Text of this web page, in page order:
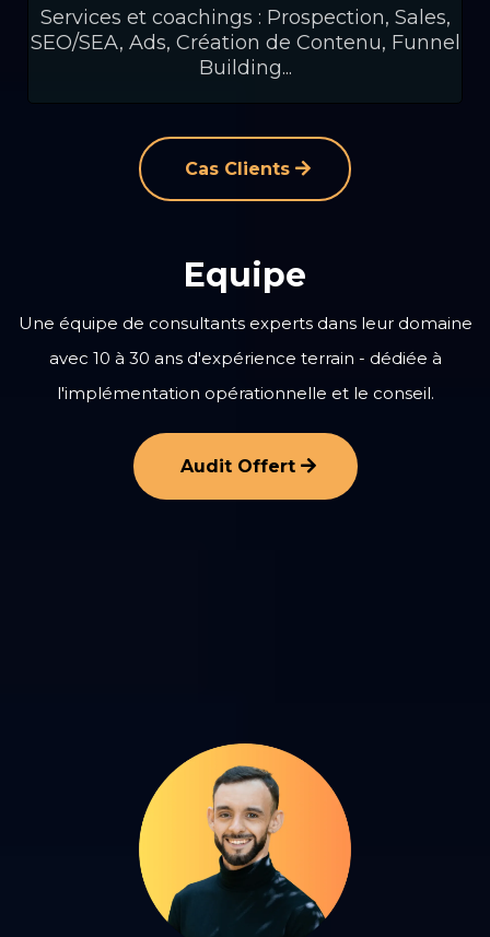
Services et coachings : Prospection, Sales,
SEO/SEA, Ads, Création de Contenu, Funnel
Building...
Cas Clients
Equipe
Une équipe de consultants experts dans leur domaine
avec 10 à 30 ans d'expérience terrain - dédiée à
l'implémentation opérationnelle et le conseil.
Audit Offert